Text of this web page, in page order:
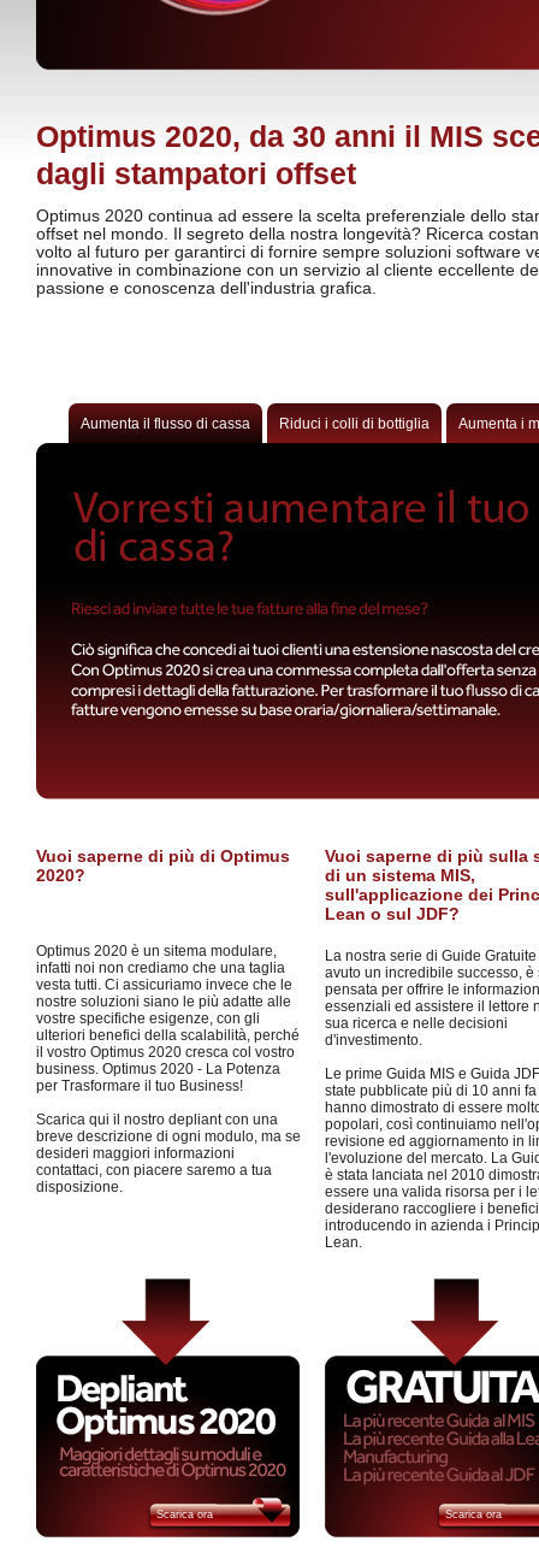
Optimus 2020, da 30 anni il MIS
dagli stampatori offset
Optimus 2020 continua ad essere la scelta preferenziale dello
offset nel mondo. Il segreto della nostra longevità? Ricerca
volto al futuro per garantirci di fornire sempre soluzioni software
innovative in combinazione con un servizio al cliente eccellente
passione e conoscenza dell'industria grafica.
Aumenta il flusso di cassa Riduci i colli di bottiglia Aumenta i
Vuoi saperne di più di Optimus
2020?
Optimus 2020 è un sitema modulare,
infatti noi non crediamo che una taglia
vesta tutti. Ci assicuriamo invece che le
nostre soluzioni siano le più adatte alle
vostre specifiche esigenze, con gli
ulteriori benefici della scalabilità, perché
il vostro Optimus 2020 cresca col vostro
business. Optimus 2020 - La Potenza
per Trasformare il tuo Business!
Scarica qui il nostro depliant con una
breve descrizione di ogni modulo, ma se
desideri maggiori informazioni
contattaci, con piacere saremo a tua
disposizione.
Vuoi saperne di più sulla
di un sistema MIS,
sull'applicazione dei
Lean o sul JDF?
La nostra serie di Guide
avuto un incredibile successo, è
pensata per offrire le
essenziali ed assistere il lettore
sua ricerca e nelle decisioni
d'investimento.
Le prime Guida MIS e Guida
state pubblicate più di 10 anni fa
hanno dimostrato di essere
popolari, così continuiamo
revisione ed aggiornamento in
l'evoluzione del mercato. La
è stata lanciata nel 2010
essere una valida risorsa per i
desiderano raccogliere i benefici
introducendo in azienda i
Lean.
Scarica ora Scarica ora